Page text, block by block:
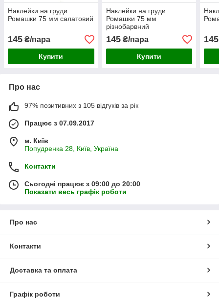
Наклейки на груди
Ромашки 75 мм салатовий
145 ₴/пара
Купити
Наклейки на груди
Ромашки 75 мм
різнобарвний
145₴/пара
Купити
145
Про нас
97% позитивних з 105 відгуків за рік
Працює з 07.09.2017
м. Київ
Попудренка 28, Київ, Україна
Контакти
Сьогодні працює з 09:00 до 20:00
Показати весь графік роботи
Про нас
Контакти
Доставка та оплата
Графік роботи